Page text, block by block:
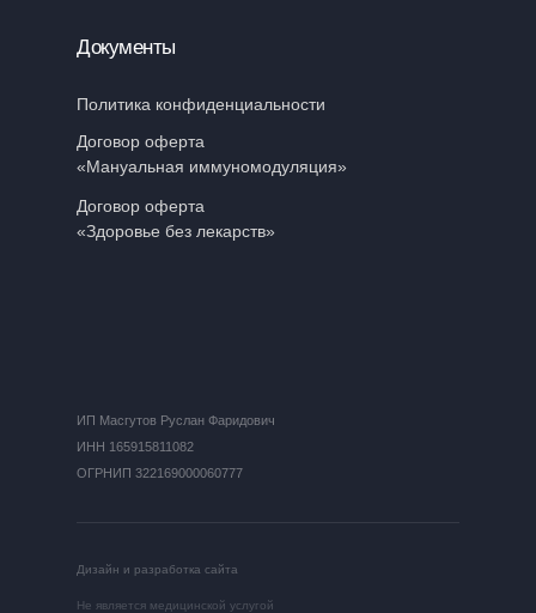
ИП Масгутов Руслан Фаридович
ИНН 165915811082
ОГРНИП 322169000060777
Документы
Политика конфиденциальности
Не является медицинской услугой
Дизайн и разработка сайта
Договор оферта
«Мануальная иммуномодуляция»
Договор оферта
«Здоровье без лекарств»